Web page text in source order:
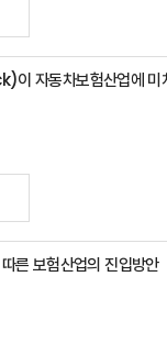
자동차보험산업에 미
른 보험산업의 진입방안